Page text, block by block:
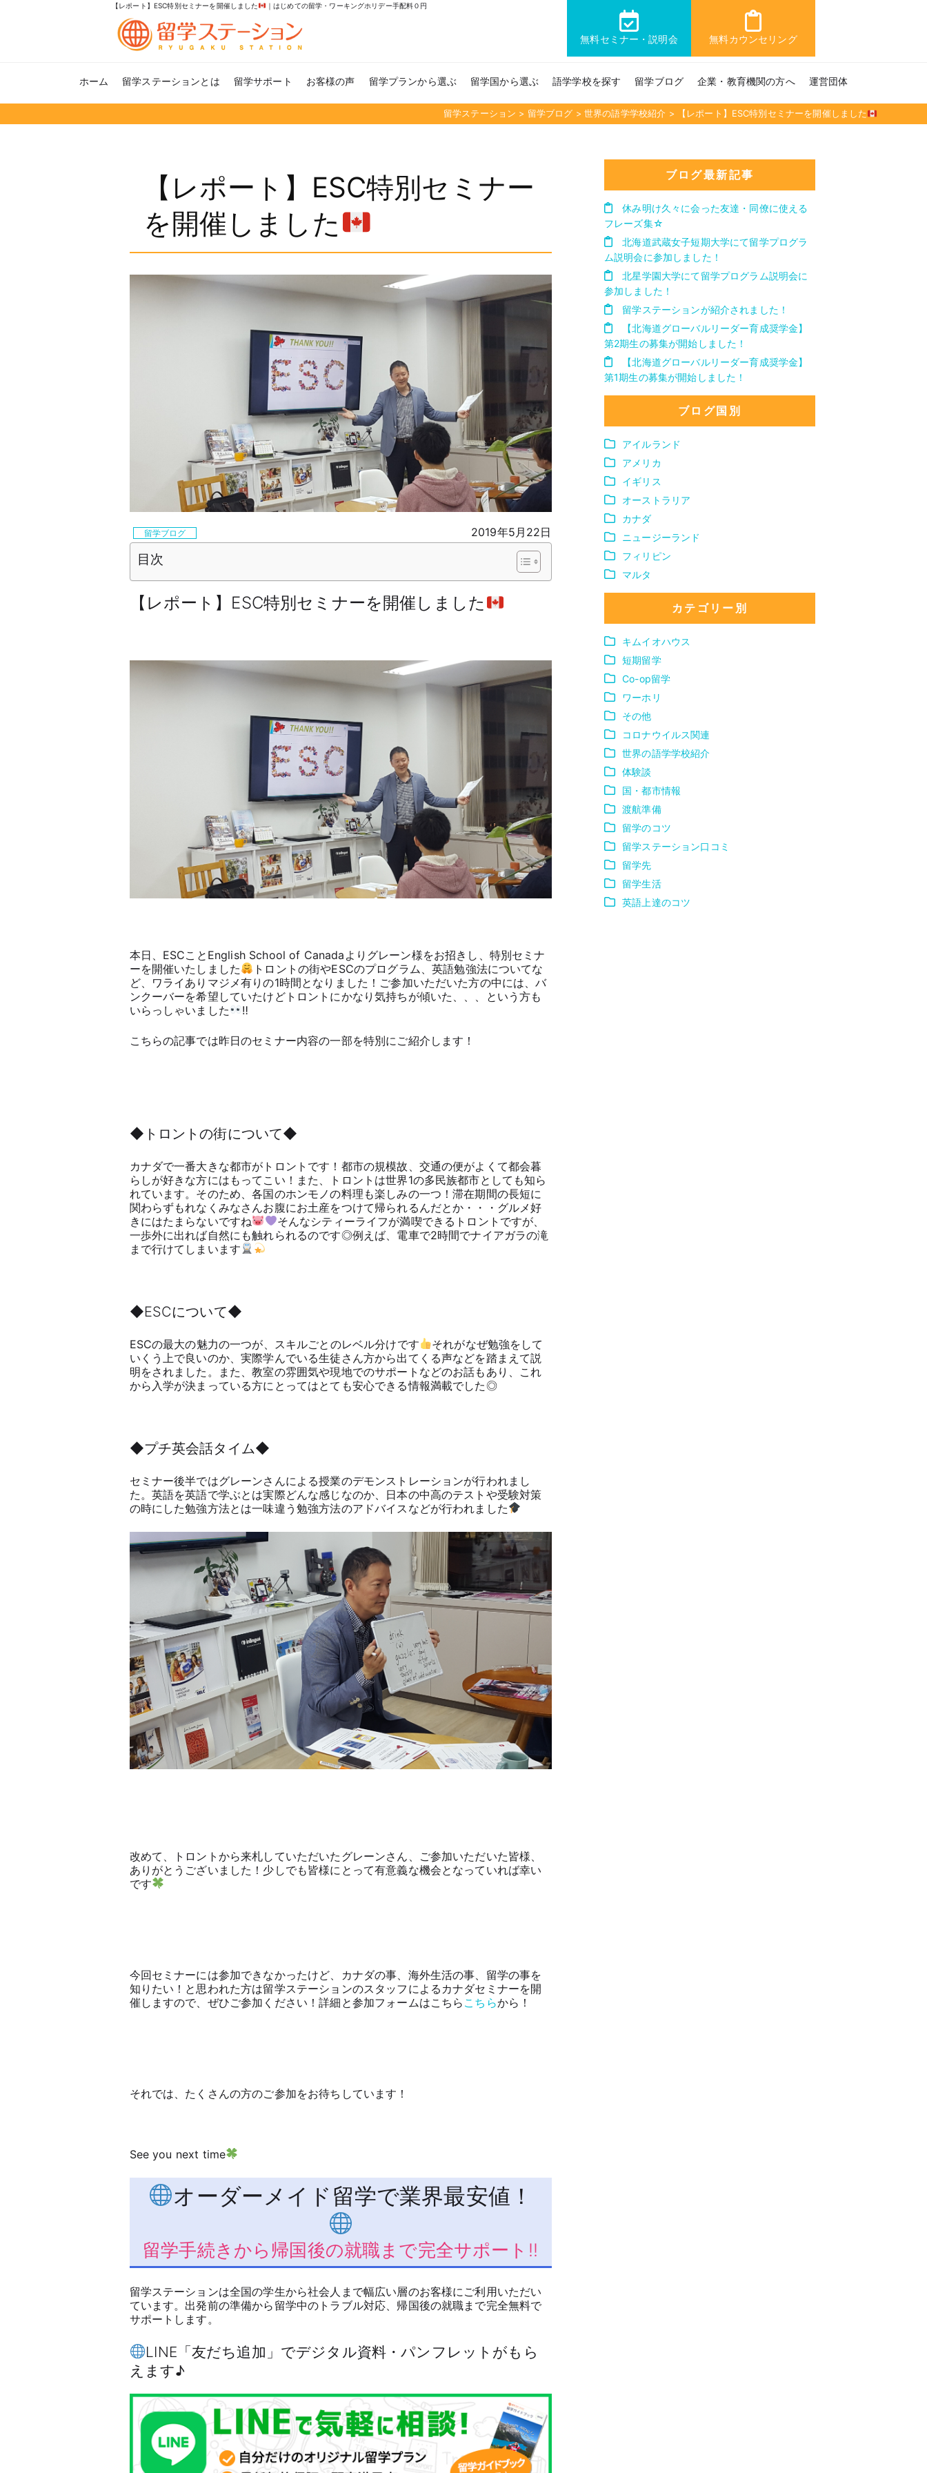
【レポート】ESC特別セミナーを開催しました ｜はじめての留学・ワーキングホリデー手配料０円
無料セミナー・説明会 無料カウンセリング
ホーム 留学ステーションとは 留学サポート お客様の声 留学プランから選ぶ 留学国から選ぶ 語学学校を探す 留学ブログ 企業・教育機関の方へ 運営団体
留学ステーション > 留学ブログ > 世界の語学学校紹介 > 【レポート】ESC特別セミナーを開催しました
【レポート】ESC特別セミナー
を開催しました
留学ブログ 2019年5月22日
目次
【レポート】ESC特別セミナーを開催しました
本日、ESCことEnglish School of Canadaよりグレーン様をお招きし、特別セミナ
ーを開催いたしました
トロントの街やESCのプログラム、英語勉強法についてな
ど、ワライありマジメ有りの1時間となりました！ご参加いただいた方の中には、バ
ンクーバーを希望していたけどトロントにかなり気持ちが傾いた、、、という方も
いらっしゃいました
‼︎
こちらの記事では昨日のセミナー内容の一部を特別にご紹介します！
◆トロントの街について◆
カナダで一番大きな都市がトロントです！都市の規模故、交通の便がよくて都会暮
らしが好きな方にはもってこい！また、トロントは世界1の多民族都市としても知ら
れています。そのため、各国のホンモノの料理も楽しみの一つ！滞在期間の長短に
関わらずもれなくみなさんお腹にお土産をつけて帰られるんだとか・・・グルメ好
きにはたまらないですね
そんなシティーライフが満喫できるトロントですが、
一歩外に出れば自然にも触れられるのです◎例えば、電車で2時間でナイアガラの滝
まで行けてしまいます
◆ESCについて◆
ESCの最大の魅力の一つが、スキルごとのレベル分けです
それがなぜ勉強をして
いくう上で良いのか、実際学んでいる生徒さん方から出てくる声などを踏まえて説
明をされました。また、教室の雰囲気や現地でのサポートなどのお話もあり、これ
から入学が決まっている方にとってはとても安心できる情報満載でした◎
◆プチ英会話タイム◆
セミナー後半ではグレーンさんによる授業のデモンストレーションが行われまし
た。英語を英語で学ぶとは実際どんな感じなのか、日本の中高のテストや受験対策
の時にした勉強方法とは一味違う勉強方法のアドバイスなどが行われました
改めて、トロントから来札していただいたグレーンさん、ご参加いただいた皆様、
ありがとうございました！少しでも皆様にとって有意義な機会となっていれば幸い
です
今回セミナーには参加できなかったけど、カナダの事、海外生活の事、留学の事を
知りたい！と思われた方は留学ステーションのスタッフによるカナダセミナーを開
催しますので、ぜひご参加ください！詳細と参加フォームはこちら こちらから！
それでは、たくさんの方のご参加をお待ちしています！
See you next time
オーダーメイド留学で業界最安値！
留学手続きから帰国後の就職まで完全サポート!!
留学ステーションは全国の学生から社会人まで幅広い層のお客様にご利用いただい
ています。出発前の準備から留学中のトラブル対応、帰国後の就職まで完全無料で
サポートします。
LINE「友だち追加」でデジタル資料・パンフレットがもら
えます♪
ブログ最新記事
休み明け久々に会った友達・同僚に使える
フレーズ集☆
北海道武蔵女子短期大学にて留学プログラ
ム説明会に参加しました！
北星学園大学にて留学プログラム説明会に
参加しました！
留学ステーションが紹介されました！
【北海道グローバルリーダー育成奨学金】
第2期生の募集が開始しました！
【北海道グローバルリーダー育成奨学金】
第1期生の募集が開始しました！
ブログ国別
アイルランド
アメリカ
イギリス
オーストラリア
カナダ
ニュージーランド
フィリピン
マルタ
カテゴリー別
キムイオハウス
短期留学
Co-op留学
ワーホリ
その他
コロナウイルス関連
世界の語学学校紹介
体験談
国・都市情報
渡航準備
留学のコツ
留学ステーション口コミ
留学先
留学生活
英語上達のコツ